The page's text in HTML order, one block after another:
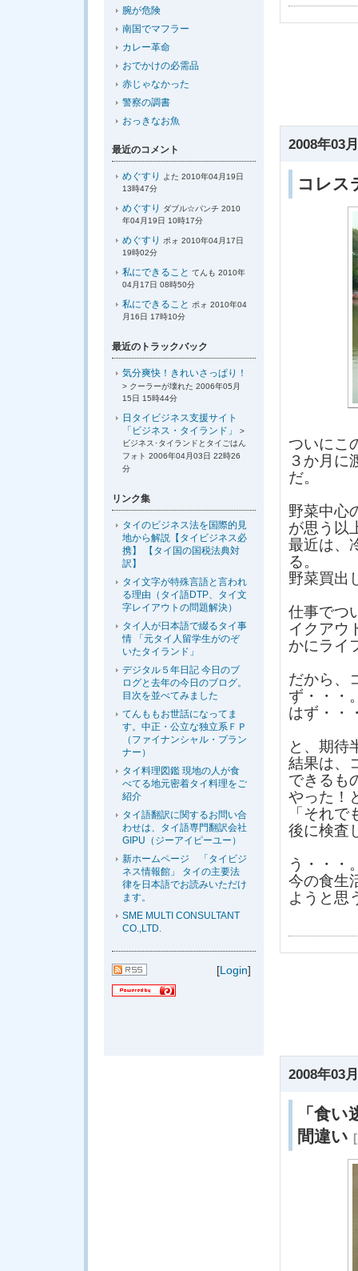
2008年03
コレス
ついにこ
３か月に
だ。
野菜中心
が思う以
最近は、
る。
野菜買出
仕事でつ
イクアウ
かにライ
だから、
ず・・・
はず・・
と、期待
結果は、
できるも
やった！
「それ
後に検査
う・・・
今の食生
ようと思
2008年03
「食
間違い
腕が危険
南国でマフラー
カレー革命
おでかけの必需品
赤じゃなかった
警察の調書
おっきなお魚
最近のコメント
めぐすり よた 2010年04月19日
13時47分
めぐすり
ダブル☆パンチ 2010
年04月19日 10時17分
めぐすり
ポォ 2010年04月17日
19時02分
私にできること てんも 2010年
04月17日 08時50分
私にできること ポォ 2010年04
月16日 17時10分
最近のトラックバック
気分爽快！きれいさっぱり！
> クーラーが壊れた 2006年05月
15日 15時44分
日タイビジネス支援サイト
「ビジネス・タイランド」
>
ビジネス･タイランドとタイごはん
フォト 2006年04月03日 22時26
分
リンク集
タイのビジネス法を国際的見
地から解説【タイビジネス必
携】 【タイ国の国税法典対
訳】
タイ文字が特殊言語と言われ
る理由（タイ語DTP、タイ文
字レイアウトの問題解決）
タイ人が日本語で綴るタイ事
情 「元タイ人留学生がのぞ
いたタイランド」
デジタル５年日記 今日のブ
ログと去年の今日のブログ。
目次を並べてみました
てんももお世話になってま
す。中正・公立な独立系ＦＰ
（ファイナンシャル・プラン
ナー）
タイ料理図鑑 現地の人が食
べてる地元密着タイ料理をご
紹介
タイ語翻訳に関するお問い合
わせは、タイ語専門翻訳会社
GIPU（ジーアイピーユー）
新ホームページ 「タイビジ
ネス情報館」 タイの主要法
律を日本語でお読みいただけ
ます。
SME MULTI CONSULTANT
CO.,LTD.
[Login]